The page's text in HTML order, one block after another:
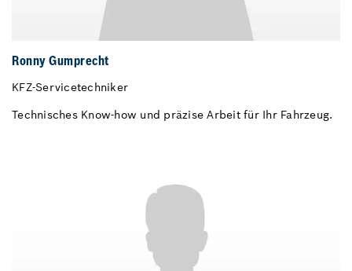
Ronny Gumprecht
KFZ-Servicetechniker
Technisches Know-how und präzise Arbeit für Ihr Fahrzeug.